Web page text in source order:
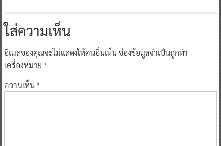
ใส่ความเห็น
อีเมลของคุณจะไม่แสดงให้คนอื่นเห็นช่องข้อมูลจำเป็นถูกทำ
เครื่องหมาย *
ความเห็น*